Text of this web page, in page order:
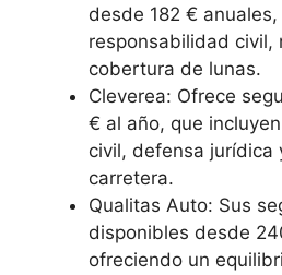
desde 182 €
responsabilidad civil,
cobertura de lunas.
Cleverea: Ofrece
€ al año, que
civil, defensa jurídica
carretera.
Qualitas Auto: Sus
disponibles desde
ofreciendo un